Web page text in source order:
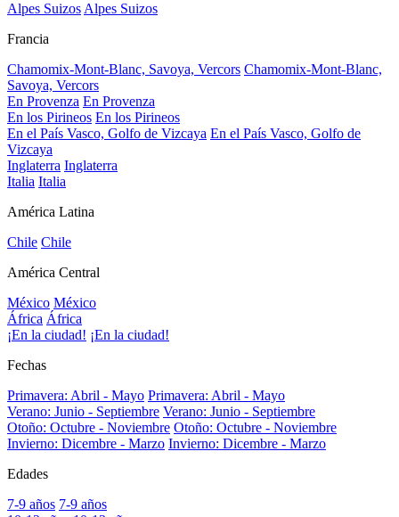
Alpes SuizosAlpes Suizos
Francia
Chamomix-Mont-Blanc, Savoya, Vercors Chamomix-Mont-Blanc,
Savoya, Vercors
En Provenza En Provenza
En los Pirineos En los Pirineos
En el País Vasco, Golfo de Vizcaya En el País Vasco, Golfo de
Vizcaya
Inglaterra Inglaterra
Italia Italia
América Latina
Chile Chile
América Central
México México
África África
¡En la ciudad! ¡En la ciudad!
Fechas
Primavera: Abril - Mayo Primavera: Abril - Mayo
Verano: Junio - Septiembre Verano: Junio - Septiembre
Otoño: Octubre - Noviembre Otoño: Octubre - Noviembre
Invierno: Dicembre - Marzo Invierno: Dicembre - Marzo
Edades
7-9 años 7-9 años